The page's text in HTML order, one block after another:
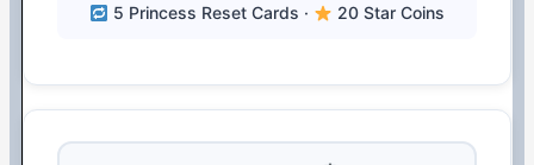
5 Princess Reset Cards · 20 Star Coins